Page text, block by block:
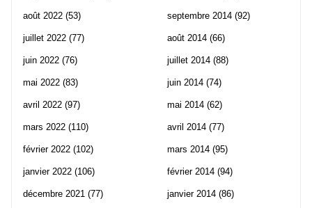
août 2022 (53)
juillet 2022 (77)
juin 2022 (76)
mai 2022 (83)
avril 2022 (97)
mars 2022 (110)
février 2022 (102)
janvier 2022 (106)
décembre 2021 (77)
septembre 2014 (92)
août 2014 (66)
juillet 2014 (88)
juin 2014 (74)
mai 2014 (62)
avril 2014 (77)
mars 2014 (95)
février 2014 (94)
janvier 2014 (86)